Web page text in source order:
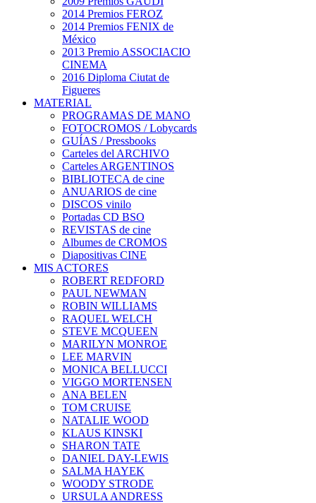
2014 Premios FEROZ
2014 Premios FENIX de
México
2013 Premio ASSOCIACIO
CINEMA
2016 Diploma Ciutat de
Figueres
MATERIAL
PROGRAMAS DE MANO
FOTOCROMOS / Lobycards
GUÍAS / Pressbooks
Carteles del ARCHIVO
Carteles ARGENTINOS
BIBLIOTECA de cine
ANUARIOS de cine
DISCOS vinilo
Portadas CD BSO
REVISTAS de cine
Albumes de CROMOS
Diapositivas CINE
MIS ACTORES
ROBERT REDFORD
PAUL NEWMAN
ROBIN WILLIAMS
RAQUEL WELCH
STEVE MCQUEEN
MARILYN MONROE
LEE MARVIN
MONICA BELLUCCI
VIGGO MORTENSEN
ANA BELEN
TOM CRUISE
NATALIE WOOD
KLAUS KINSKI
SHARON TATE
DANIEL DAY-LEWIS
SALMA HAYEK
WOODY STRODE
URSULA ANDRESS